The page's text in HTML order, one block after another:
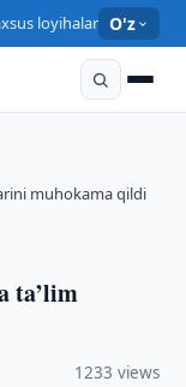
loyihalar O'z
muhokama qildi
ta’lim
1233 views